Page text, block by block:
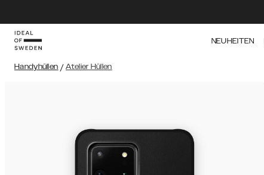
NEUHEITEN
Handyhüllen / Atelier Hüllen